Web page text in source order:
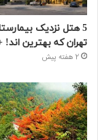
5 هتل نزدیک
تهران که بهترین‌
2 هفته پیش